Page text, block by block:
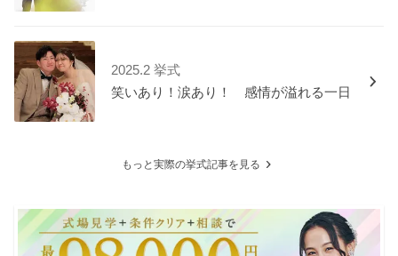
2025.2 挙式
笑いあり！涙あり！ 感情が溢れる一日
もっと実際の挙式記事を見る